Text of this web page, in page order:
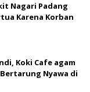
Nagari Padang
Karena Korban
Koki Cafe agam
Bertarung Nyawa di